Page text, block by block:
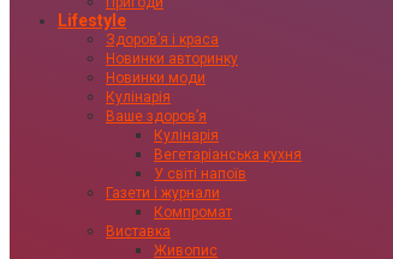
Lifestyle
Здоровʼя і краса
Новинки авторинку
Новинки моди
Кулінарія
Ваше здоровʼя
Кулінарія
Вегетаріанська кухня
У світі напоїв
Газети і журнали
Компромат
Виставка
Живопис